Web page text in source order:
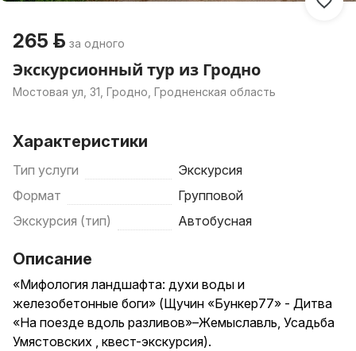
265 р. за одного
Экскурсионный тур из Гродно
Мостовая ул, 31, Гродно, Гродненская область
Характеристики
Тип услуги
Экскурсия
Формат
Групповой
Экскурсия (тип)
Автобусная
Описание
«Мифология ландшафта: духи воды и
железобетонные боги» (Щучин «Бункер77» - Дитва
«На поезде вдоль разливов»–Жемыславль, Усадьба
Умястовских , квест-экскурсия).